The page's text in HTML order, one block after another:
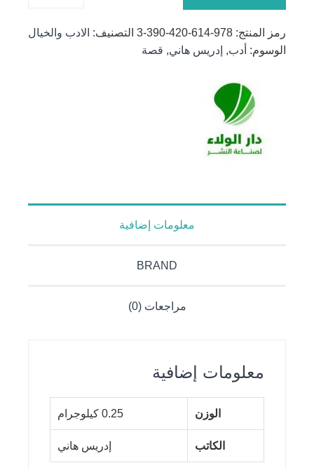
رمز المنتج: 978-614-420-390-3 التصنيف: الادب والخيال
الوسوم: أدب, إدريس هاني, قصة
معلومات إضافية
BRAND
مراجعات (0)
معلومات إضافية
الوزن 0.25 كيلوجرام
الكاتب إدريس هاني